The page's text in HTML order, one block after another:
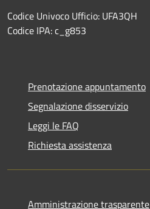
Codice Univoco Ufficio: UFA3QH
Codice IPA: c_g853
Prenotazione appuntamento
Segnalazione disservizio
Leggi le FAQ
Richiesta assistenza
Amministrazione trasparente